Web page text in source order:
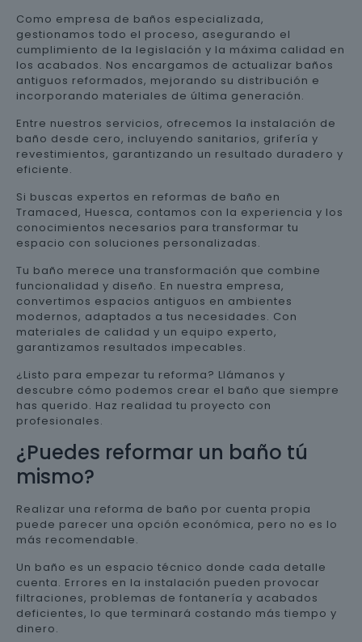
Como empresa de baños especializada,
gestionamos todo el proceso, asegurando el
cumplimiento de la legislación y la máxima calidad en
los acabados. Nos encargamos de actualizar baños
antiguos reformados, mejorando su distribución e
incorporando materiales de última generación.
Entre nuestros servicios, ofrecemos la instalación de
baño desde cero, incluyendo sanitarios, grifería y
revestimientos, garantizando un resultado duradero y
eficiente.
Si buscas expertos en reformas de baño en
Tramaced, Huesca, contamos con la experiencia y los
conocimientos necesarios para transformar tu
espacio con soluciones personalizadas.
Tu baño merece una transformación que combine
funcionalidad y diseño. En nuestra empresa,
convertimos espacios antiguos en ambientes
modernos, adaptados a tus necesidades. Con
materiales de calidad y un equipo experto,
garantizamos resultados impecables.
¿Listo para empezar tu reforma? Llámanos y
descubre cómo podemos crear el baño que siempre
has querido. Haz realidad tu proyecto con
profesionales.
¿Puedes reformar un baño tú
mismo?
Realizar una reforma de baño por cuenta propia
puede parecer una opción económica, pero no es lo
más recomendable.
Un baño es un espacio técnico donde cada detalle
cuenta. Errores en la instalación pueden provocar
filtraciones, problemas de fontanería y acabados
deficientes, lo que terminará costando más tiempo y
dinero.